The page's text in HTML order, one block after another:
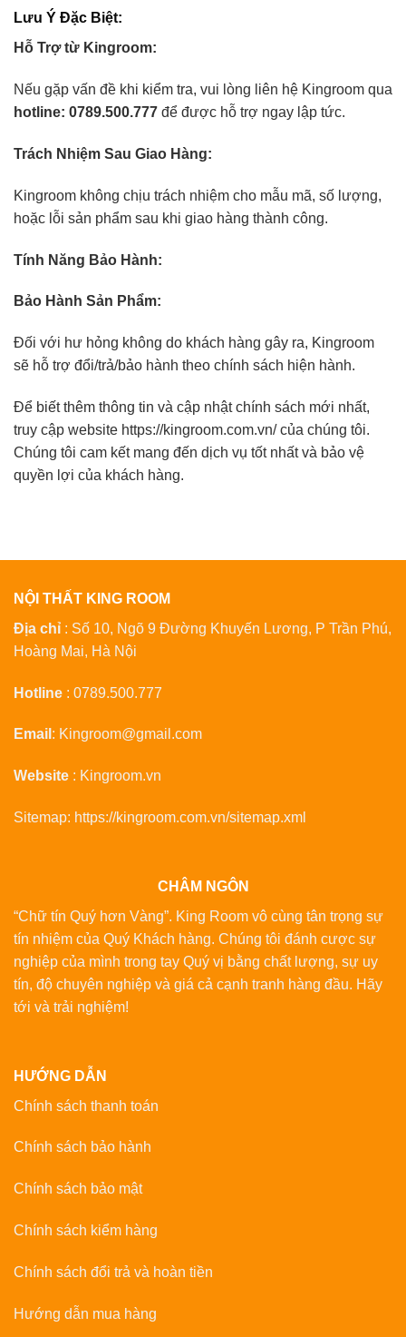
Lưu Ý Đặc Biệt:
Hỗ Trợ từ Kingroom:
Nếu gặp vấn đề khi kiểm tra, vui lòng liên hệ Kingroom qua
hotline: 0789.500.777 để được hỗ trợ ngay lập tức.
Trách Nhiệm Sau Giao Hàng:
Kingroom không chịu trách nhiệm cho mẫu mã, số lượng,
hoặc lỗi sản phẩm sau khi giao hàng thành công.
Tính Năng Bảo Hành:
Bảo Hành Sản Phẩm:
Đối với hư hỏng không do khách hàng gây ra, Kingroom
sẽ hỗ trợ đổi/trả/bảo hành theo chính sách hiện hành.
Để biết thêm thông tin và cập nhật chính sách mới nhất,
truy cập website https://kingroom.com.vn/ của chúng tôi.
Chúng tôi cam kết mang đến dịch vụ tốt nhất và bảo vệ
quyền lợi của khách hàng.
NỘI THẤT KING ROOM
Địa chỉ : Số 10, Ngõ 9 Đường Khuyến Lương, P Trần Phú,
Hoàng Mai, Hà Nội
Hotline : 0789.500.777
Email : Kingroom@gmail.com
Website : Kingroom.vn
Sitemap: https://kingroom.com.vn/sitemap.xml
CHÂM NGÔN
“Chữ tín Quý hơn Vàng”. King Room vô cùng tân trọng sự
tín nhiệm của Quý Khách hàng. Chúng tôi đánh cược sự
nghiệp của mình trong tay Quý vị bằng chất lượng, sự uy
tín, độ chuyên nghiệp và giá cả cạnh tranh hàng đầu. Hãy
tới và trải nghiệm!
HƯỚNG DẪN
Chính sách thanh toán
Chính sách bảo hành
Chính sách bảo mật
Chính sách kiểm hàng
Chính sách đổi trả và hoàn tiền
Hướng dẫn mua hàng